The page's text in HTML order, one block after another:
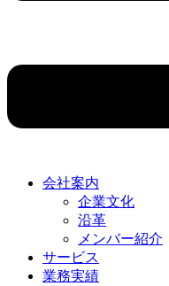
会社案内
企業文化
沿革
メンバー紹介
サービス
業務実績